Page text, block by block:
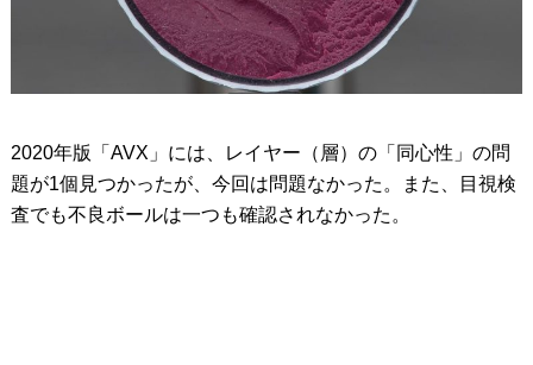
2020年版「AVX」には、レイヤー（層）の「同心性」の問
題が1個見つかったが、今回は問題なかった。また、目視検
査でも不良ボールは一つも確認されなかった。